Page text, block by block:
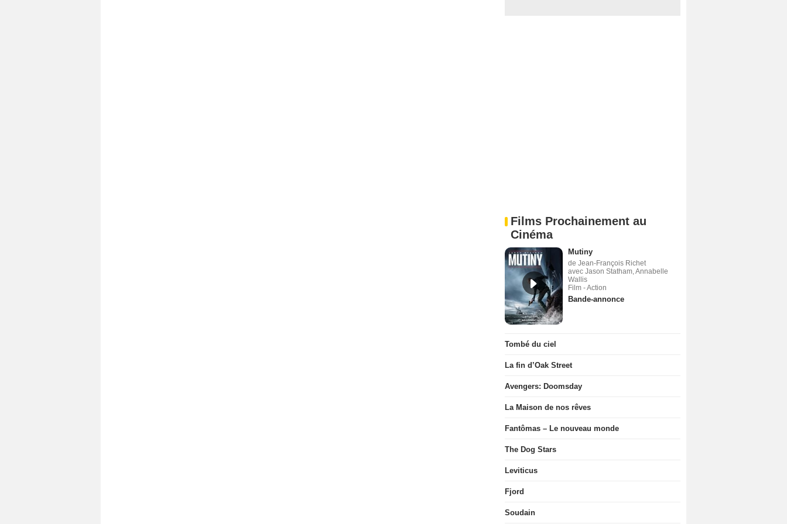
Films Prochainement au
Cinéma
Mutiny
de Jean-François Richet
avec Jason Statham, Annabelle
Wallis
Film - Action
Bande-annonce
Tombé du ciel
La fin d’Oak Street
Avengers: Doomsday
La Maison de nos rêves
Fantômas – Le nouveau monde
The Dog Stars
Leviticus
Fjord
Soudain